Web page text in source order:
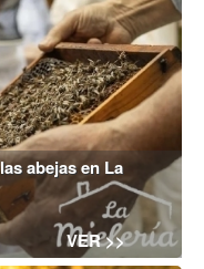
abejas en La
VER >>